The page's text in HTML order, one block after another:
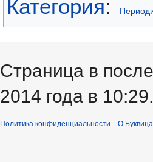
Категория:
Страница в
2014 года в 10:29.
Политика конфиденциальности О Буквица